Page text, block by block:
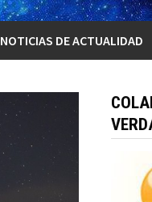
NOTICIAS DE ACTUALIDAD